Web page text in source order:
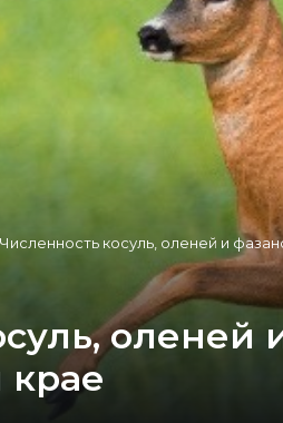
Численность косуль, оленей и
оленей
крае